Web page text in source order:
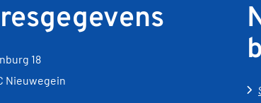
18
Nieuwegein